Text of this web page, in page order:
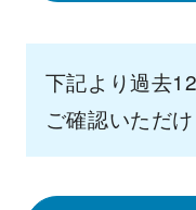
下記より過去
ご確認いただけ